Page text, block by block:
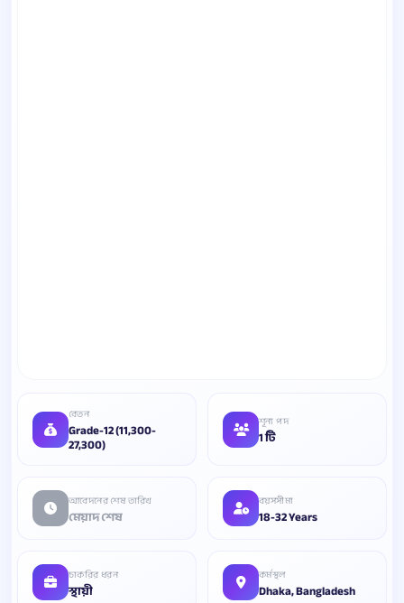
বেতন
Grade-12 (11,300-
27,300)
শূন্য পদ
1 টি
আবেদনের শেষ তারিখ
মেয়াদ শেষ
বয়সসীমা
18-32 Years
চাকরির ধরন
স্থায়ী
কর্মস্থল
Dhaka, Bangladesh